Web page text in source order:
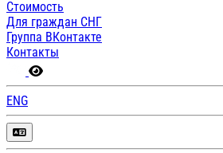
Стоимость
Для граждан СНГ
Группа ВКонтакте
Контакты
ENG